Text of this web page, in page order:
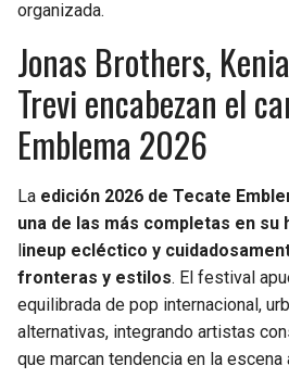
organizada.
Jonas Brothers,
Trevi encabezan el
Emblema 2026
La edición 2026 de Tecate
una de las más completas en su
ineup ecléctico y
fronteras y estilos. El festival
equilibrada de pop internacional,
alternativas, integrando artistas
que marcan tendencia en la escena